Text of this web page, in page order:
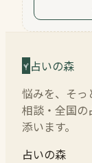
占いの森
悩みを、そっ
相談・全国の
添います。
占いの森